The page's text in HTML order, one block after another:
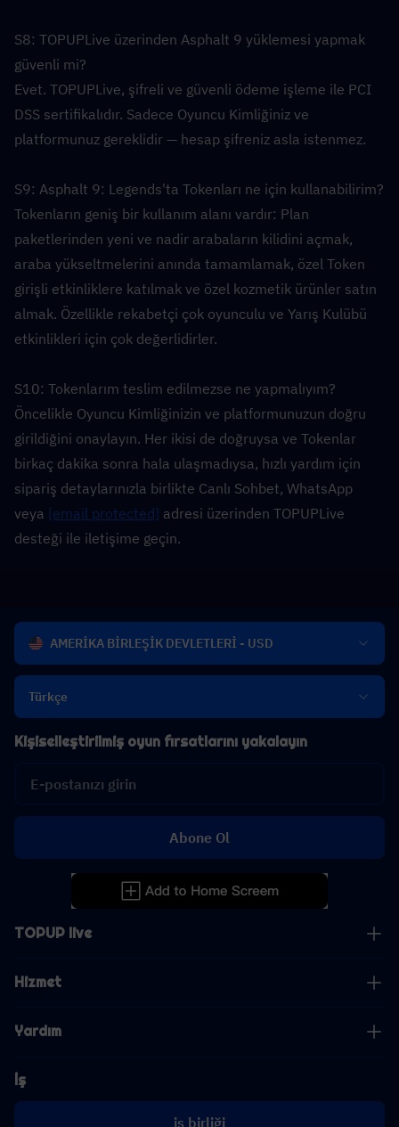
S8: TOPUPLive üzerinden Asphalt 9 yüklemesi yapmak
güvenli mi?
Evet. TOPUPLive, şifreli ve güvenli ödeme işleme ile PCI
DSS sertifikalıdır. Sadece Oyuncu Kimliğiniz ve
platformunuz gereklidir — hesap şifreniz asla istenmez.
Tokenların geniş bir kullanım alanı vardır: Plan
paketlerinden yeni ve nadir arabaların kilidini açmak,
araba yükseltmelerini anında tamamlamak, özel Token
girişli etkinliklere katılmak ve özel kozmetik ürünler satın
almak. Özellikle rekabetçi çok oyunculu ve Yarış Kulübü
etkinlikleri için çok değerlidirler.
S10: Tokenlarım teslim edilmezse ne yapmalıyım?
Öncelikle Oyuncu Kimliğinizin ve platformunuzun doğru
girildiğini onaylayın. Her ikisi de doğruysa ve Tokenlar
birkaç dakika sonra hala ulaşmadıysa, hızlı yardım için
sipariş detaylarınızla birlikte Canlı Sohbet, WhatsApp
veya [email protected] adresi üzerinden TOPUPLive
desteği ile iletişime geçin.
AMERİKA BİRLEŞİK DEVLETLERİ - USD
Türkçe
TOPUP live
Hizmet
Yardım
İş
iş birliği
Kişiselleştirilmiş oyun fırsatlarını yakalayın
Abone Ol